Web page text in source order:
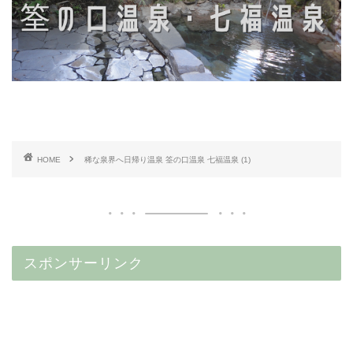
HOME 稀な泉界へ日帰り温泉 筌の口温泉 七福温泉 (1)
スポンサーリンク